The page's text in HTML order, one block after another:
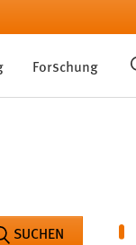
Forschung
SUCHEN